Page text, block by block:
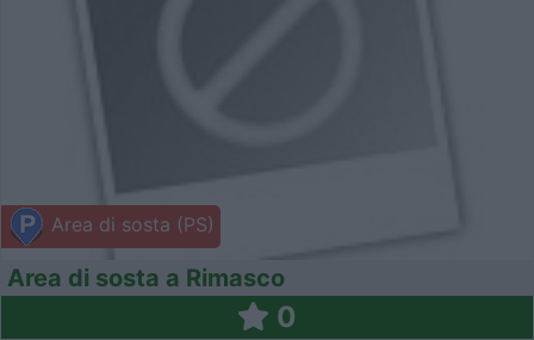
Area di sosta (PS)
Area di sosta a Rimasco
0